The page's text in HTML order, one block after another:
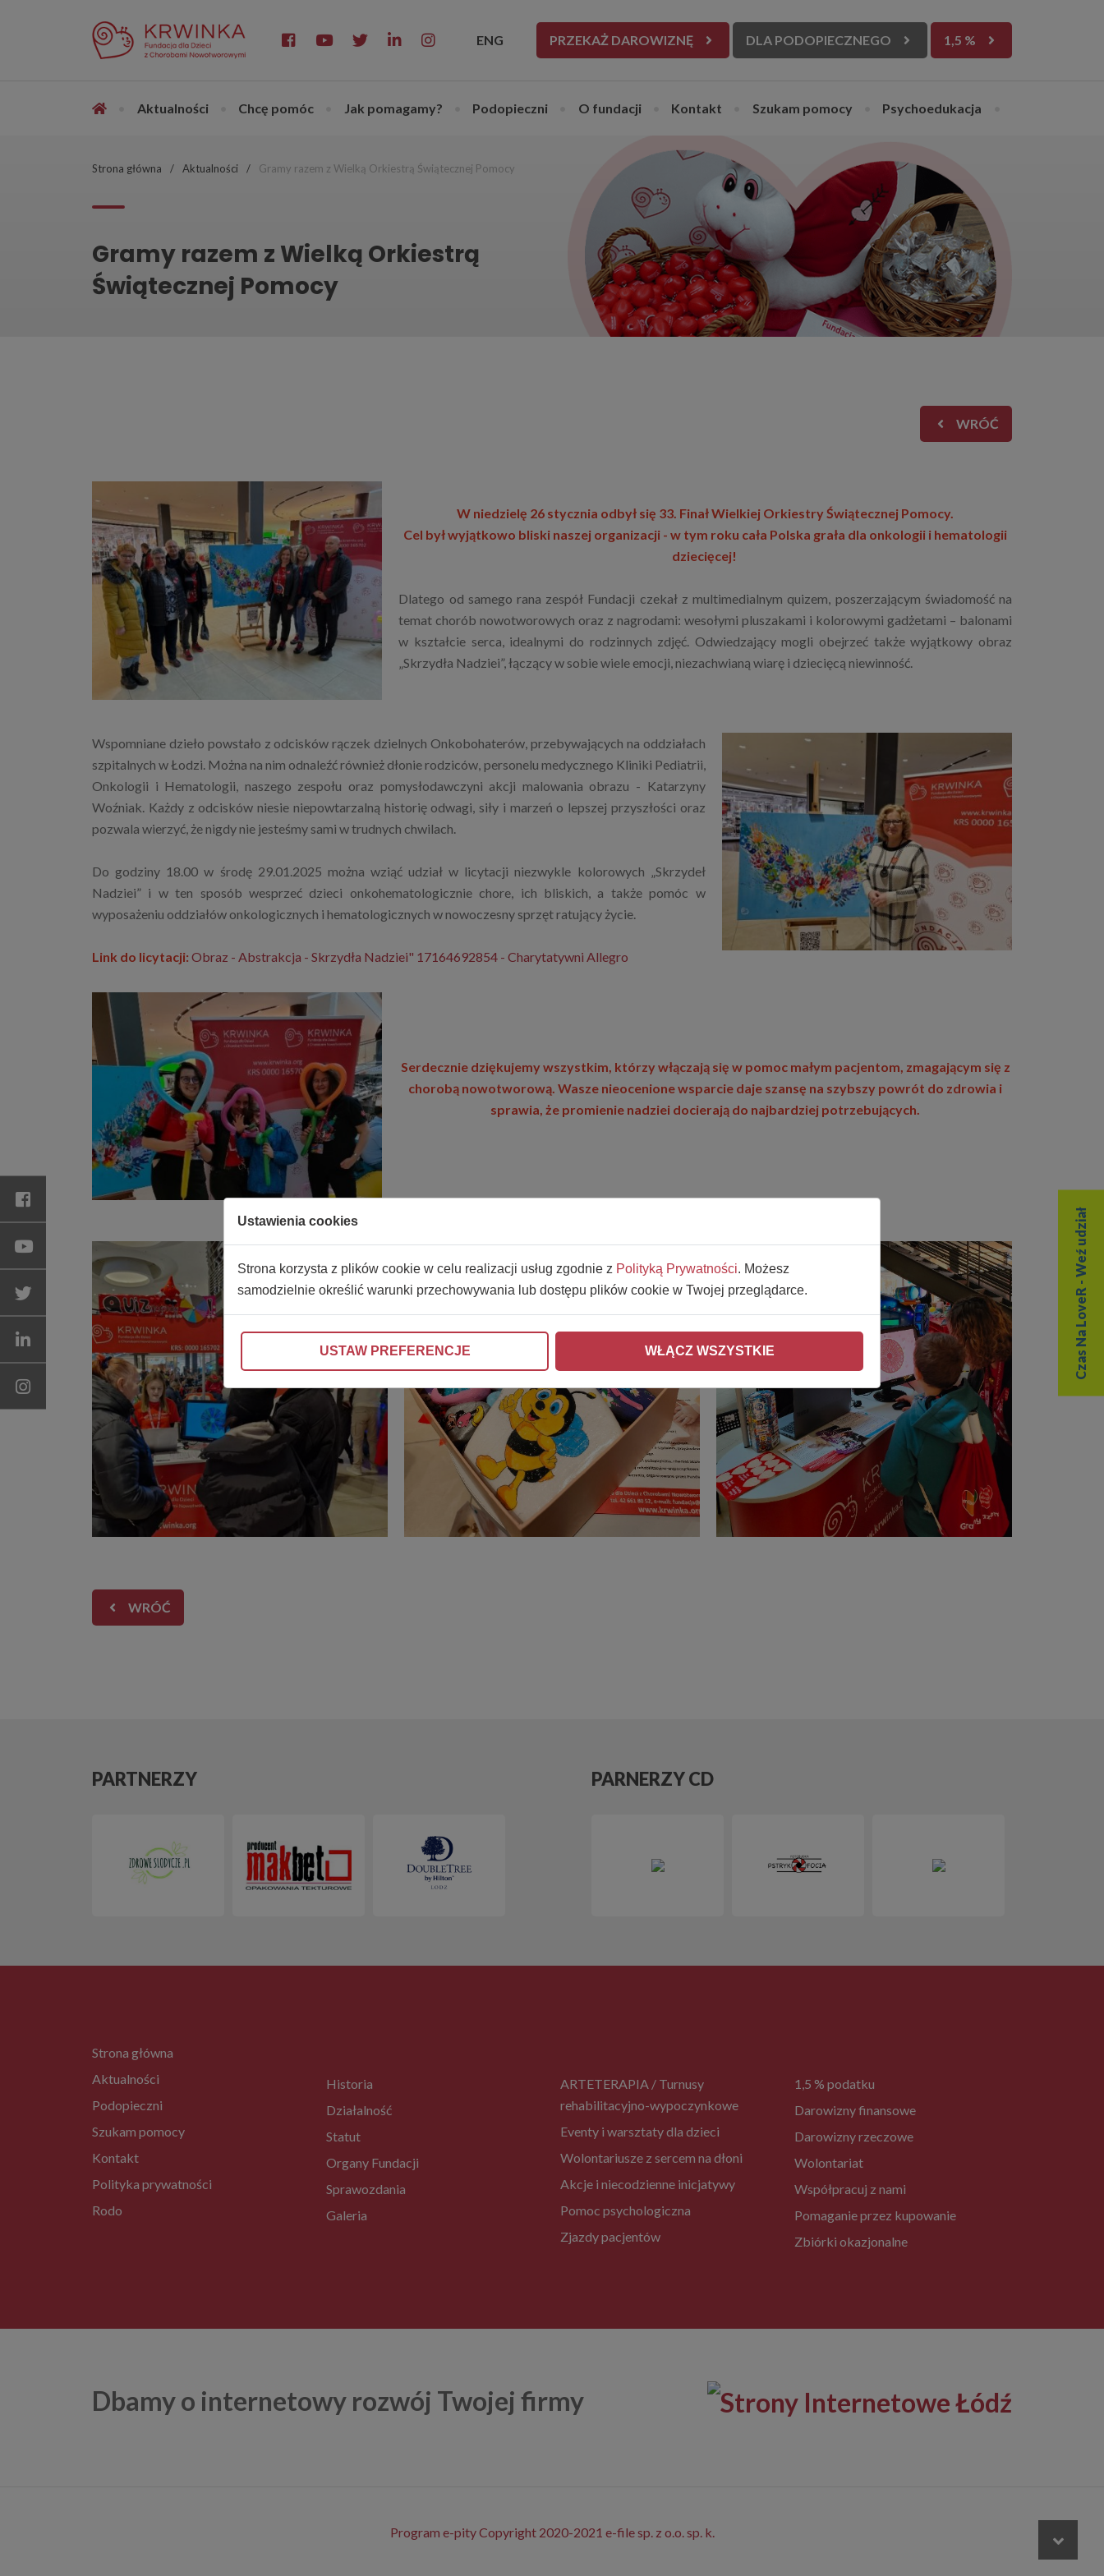
Ustawienia cookies
Strona korzysta z plików cookie w celu realizacji usług zgodnie z Polityką Prywatności. Możesz
samodzielnie określić warunki przechowywania lub dostępu plików cookie w Twojej przeglądarce.
USTAW PREFERENCJE WŁĄCZ WSZYSTKIE
ENG PRZEKAŻ DAROWIZNĘ DLA PODOPIECZNEGO 1,5 %
Aktualności Chcę pomóc Jak pomagamy? Podopieczni O fundacji Kontakt Szukam pomocy Psychoedukacja
Strona główna Aktualności Gramy razem z Wielką Orkiestrą Świątecznej Pomocy
Gramy razem z Wielką Orkiestrą
Świątecznej Pomocy
WRÓĆ
W niedzielę 26 stycznia odbył się 33. Finał Wielkiej Orkiestry Świątecznej Pomocy.
Cel był wyjątkowo bliski naszej organizacji - w tym roku cała Polska grała dla onkologii i hematologii
dziecięcej!
Dlatego od samego rana zespół Fundacji czekał z multimedialnym quizem, poszerzającym świadomość na
temat chorób nowotworowych oraz z nagrodami: wesołymi pluszakami i kolorowymi gadżetami – balonami
w kształcie serca, idealnymi do rodzinnych zdjęć. Odwiedzający mogli obejrzeć także wyjątkowy obraz
„Skrzydła Nadziei”, łączący w sobie wiele emocji, niezachwianą wiarę i dziecięcą niewinność.
Wspomniane dzieło powstało z odcisków rączek dzielnych Onkobohaterów, przebywających na oddziałach
szpitalnych w Łodzi. Można na nim odnaleźć również dłonie rodziców, personelu medycznego Kliniki Pediatrii,
Onkologii i Hematologii, naszego zespołu oraz pomysłodawczyni akcji malowania obrazu - Katarzyny
Woźniak. Każdy z odcisków niesie niepowtarzalną historię odwagi, siły i marzeń o lepszej przyszłości oraz
pozwala wierzyć, że nigdy nie jesteśmy sami w trudnych chwilach.
Do godziny 18.00 w środę 29.01.2025 można wziąć udział w licytacji niezwykle kolorowych „Skrzydeł
Nadziei” i w ten sposób wesprzeć dzieci onkohematologicznie chore, ich bliskich, a także pomóc w
wyposażeniu oddziałów onkologicznych i hematologicznych w nowoczesny sprzęt ratujący życie.
Link do licytacji: Obraz - Abstrakcja - Skrzydła Nadziei" 17164692854 - Charytatywni Allegro
Serdecznie dziękujemy wszystkim, którzy włączają się w pomoc małym pacjentom, zmagającym się z
chorobą nowotworową. Wasze nieocenione wsparcie daje szansę na szybszy powrót do zdrowia i
sprawia, że promienie nadziei docierają do najbardziej potrzebujących.
WRÓĆ
PARTNERZY PARNERZY CD
Strona główna
Aktualności
Podopieczni
Szukam pomocy
Kontakt
Polityka prywatności
Rodo
Historia
Działalność
Statut
Organy Fundacji
Sprawozdania
Galeria
ARTETERAPIA / Turnusy
rehabilitacyjno-wypoczynkowe
Eventy i warsztaty dla dzieci
Wolontariusze z sercem na dłoni
Akcje i niecodzienne inicjatywy
Pomoc psychologiczna
Zjazdy pacjentów
1,5 % podatku
Darowizny finansowe
Darowizny rzeczowe
Wolontariat
Współpracuj z nami
Pomaganie przez kupowanie
Zbiórki okazjonalne
Dbamy o internetowy rozwój Twojej firmy
Czas Na LoveR - Weź udział
Program e-pity Copyright 2020-2021 e-file sp. z o.o. sp. k.